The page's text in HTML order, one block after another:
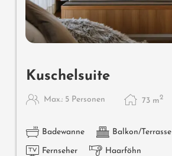
Kuschelsuite
Max.: 5 Personen 73 m2
Badewanne Balkon/Terrasse
Fernseher Haarföhn